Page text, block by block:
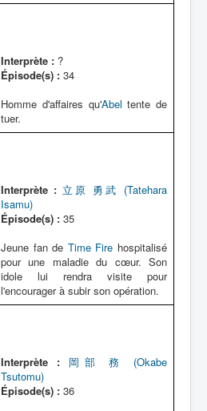
Interprète : ?
Épisode(s) : 34
Homme d'affaires qu'Abel tente de
tuer.
Interprète : 立原 勇武 (Tatehara
Isamu)
Épisode(s) : 35
Jeune fan de Time Fire hospitalisé
pour une maladie du cœur. Son
idole lui rendra visite pour
l'encourager à subir son opération.
Interprète :
岡部 務 (Okabe
Tsutomu)
Épisode(s) : 36